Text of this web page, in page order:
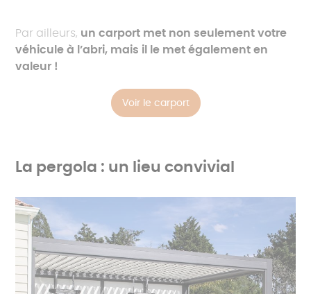
Par ailleurs, un carport met non seulement votre
véhicule à l’abri, mais il le met également en
valeur !
Voir le carport
La pergola : un lieu convivial